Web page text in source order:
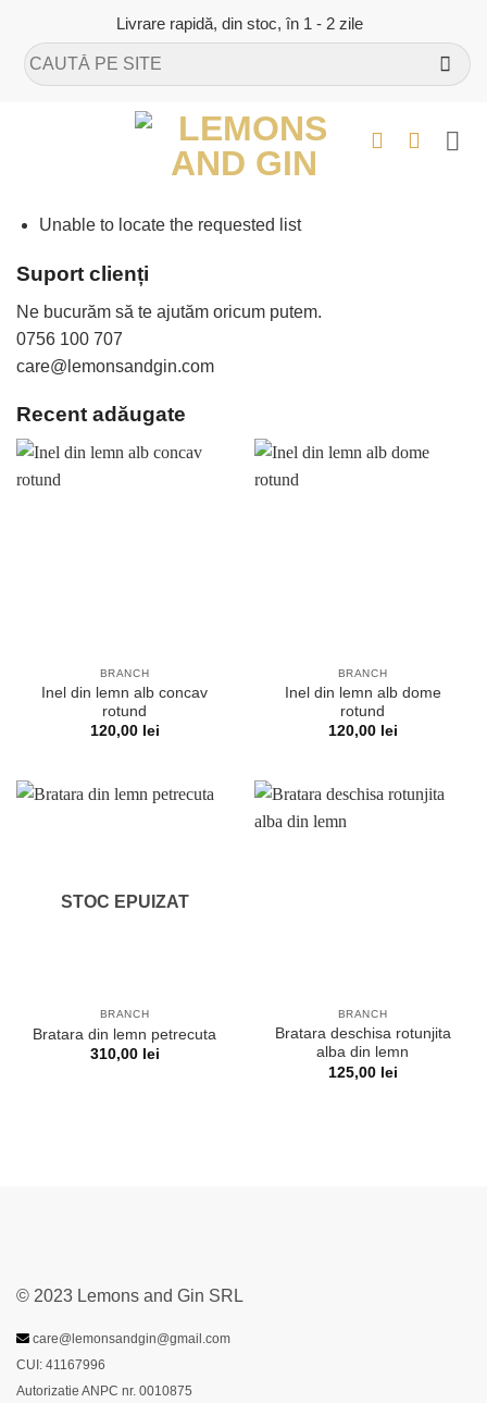
content
Livrare rapidă, din stoc, în 1 - 2 zile
Caută
după:
Unable to locate the requested list
Suport clienți
Ne bucurăm să te ajutăm oricum putem.
0756 100 707
care@lemonsandgin.com
Recent adăugate
BRANCH
Inel din lemn alb concav
rotund
120,00 lei
BRANCH
Inel din lemn alb dome
rotund
120,00 lei
STOC EPUIZAT
BRANCH
Bratara din lemn petrecuta
310,00 lei
BRANCH
Bratara deschisa rotunjita
alba din lemn
125,00 lei
© 2023 Lemons and Gin SRL
care@lemonsandgin@gmail.com
CUI: 41167996
Autorizatie ANPC nr. 0010875